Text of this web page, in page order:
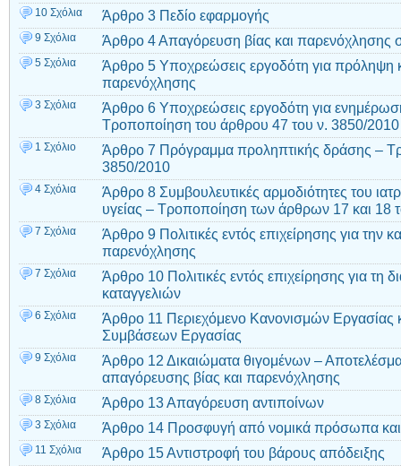
10 Σχόλια Άρθρο 3 Πεδίο εφαρμογής
9 Σχόλια Άρθρο 4 Απαγόρευση βίας και παρενόχλησης
5 Σχόλια
Άρθρο 5 Υποχρεώσεις εργοδότη για πρόληψη
παρενόχλησης
3 Σχόλια
Άρθρο 6 Υποχρεώσεις εργοδότη για
Τροποποίηση του άρθρου 47 του ν. 3850/2010
1 Σχόλιο
Άρθρο 7 Πρόγραμμα προληπτικής δράσης –
3850/2010
4 Σχόλια
Άρθρο 8 Συμβουλευτικές αρμοδιότητες του
υγείας – Τροποποίηση των άρθρων 17 και 18
7 Σχόλια
Άρθρο 9 Πολιτικές εντός επιχείρησης για την
παρενόχλησης
7 Σχόλια
Άρθρο 10 Πολιτικές εντός επιχείρησης για τη
καταγγελιών
6 Σχόλια
Άρθρο 11 Περιεχόμενο Κανονισμών Εργασίας
Συμβάσεων Εργασίας
9 Σχόλια
Άρθρο 12 Δικαιώματα θιγομένων –
απαγόρευσης βίας και παρενόχλησης
8 Σχόλια Άρθρο 13 Απαγόρευση αντιποίνων
3 Σχόλια Άρθρο 14 Προσφυγή από νομικά πρόσωπα
11 Σχόλια Άρθρο 15 Αντιστροφή του βάρους απόδειξης